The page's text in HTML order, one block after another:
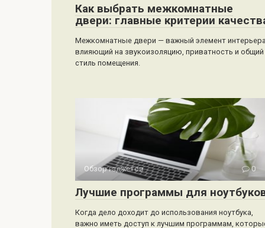
Как выбрать межкомнатные
двери: главные критерии
Межкомнатные двери — важный элемент интерьера,
влияющий на звукоизоляцию, приватность и общий
стиль помещения.
Обзор гаджетов 0
Лучшие программы для
Когда дело доходит до использования ноутбука,
важно иметь доступ к лучшим программам,